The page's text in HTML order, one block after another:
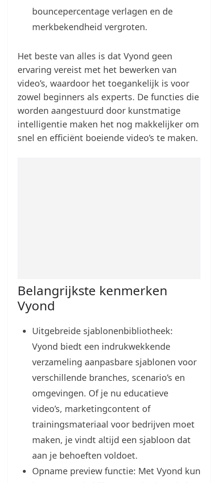
bouncepercentage verlagen en de
merkbekendheid vergroten.
Het beste van alles is dat Vyond geen
ervaring vereist met het bewerken van
video’s, waardoor het toegankelijk is voor
zowel beginners als experts. De functies die
worden aangestuurd door kunstmatige
intelligentie maken het nog makkelijker om
snel en efficiënt boeiende video’s te maken.
Belangrijkste kenmerken
Vyond
Uitgebreide sjablonenbibliotheek:
Vyond biedt een indrukwekkende
verzameling aanpasbare sjablonen voor
verschillende branches, scenario’s en
omgevingen. Of je nu educatieve
video’s, marketingcontent of
trainingsmateriaal voor bedrijven moet
maken, je vindt altijd een sjabloon dat
aan je behoeften voldoet.
Opname preview functie: Met Vyond kun